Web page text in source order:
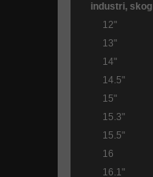
industri, skog
12"
13"
14"
14.5"
15"
15.3"
15.5"
16
16.1"